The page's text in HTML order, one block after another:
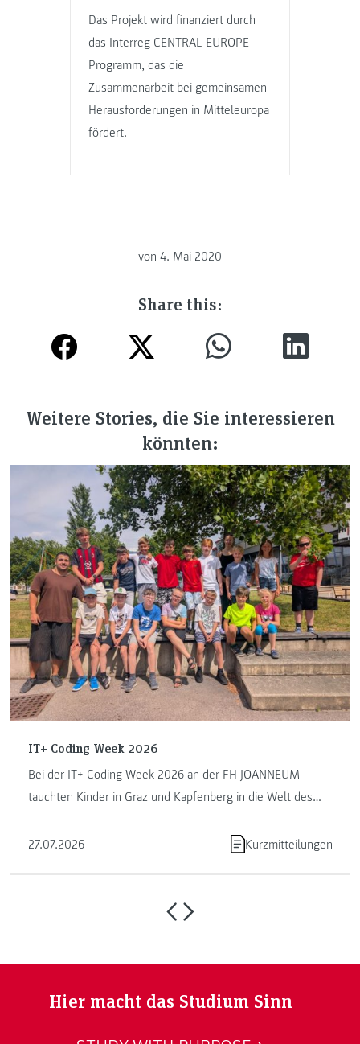
Das Projekt wird finanziert durch
das Interreg CENTRAL EUROPE
Programm, das die
Zusammenarbeit bei gemeinsamen
Herausforderungen in Mitteleuropa
fördert.
von 4. Mai 2020
Share this:
Weitere Stories, die Sie interessieren
könnten:
IT+ Coding Week 2026
Bei der IT+ Coding Week 2026 an der FH JOANNEUM
tauchten Kinder in Graz und Kapfenberg in die Welt des
27.07.2026
Kurzmitteilungen
Hier macht das Studium Sinn